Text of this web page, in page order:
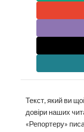
Текст, який ви
довіри наших
«Репортеру»